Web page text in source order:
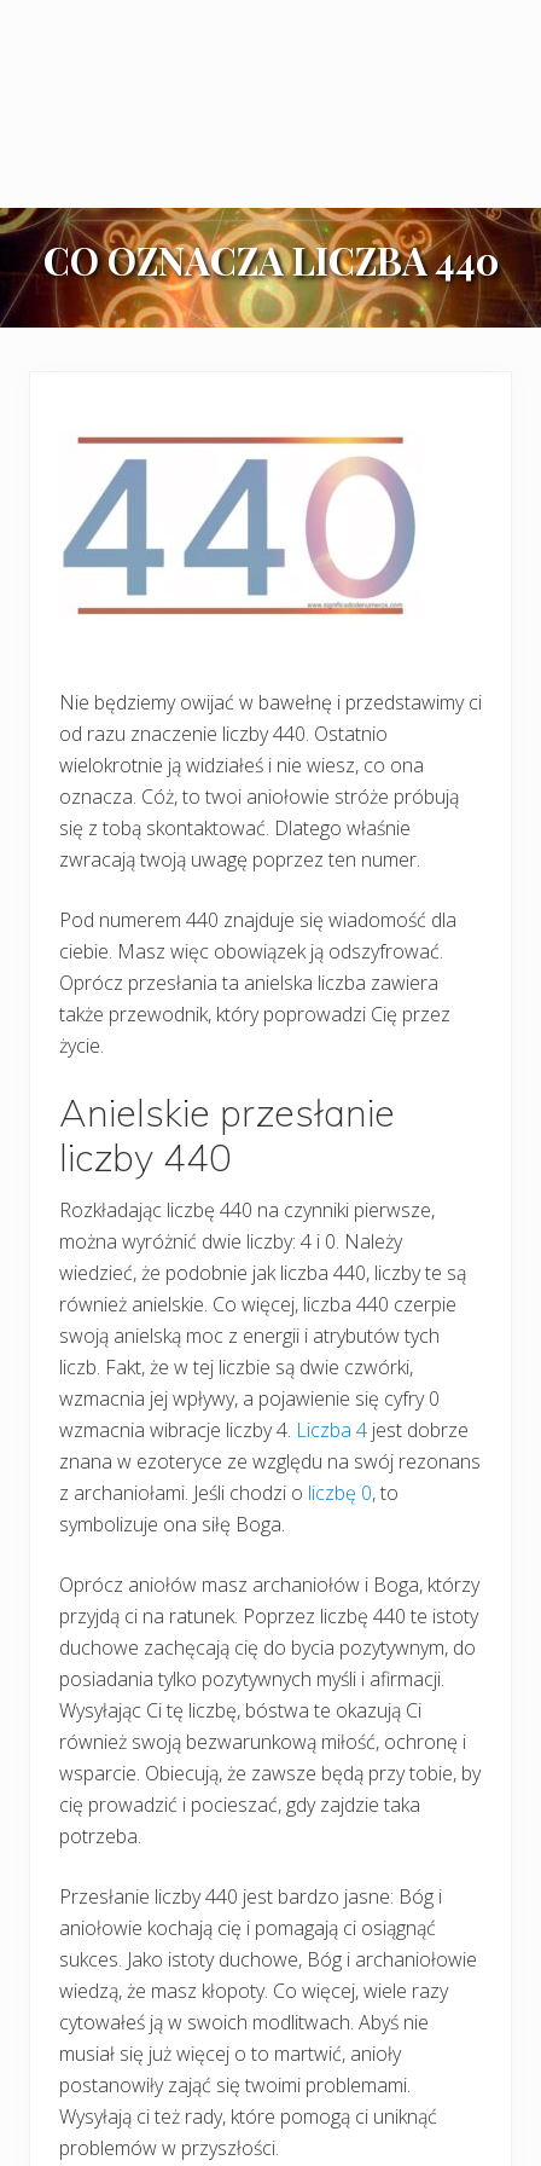
CO OZNACZA LICZBA 440
Nie będziemy owijać w bawełnę i przedstawimy ci
od razu znaczenie liczby 440. Ostatnio
wielokrotnie ją widziałeś i nie wiesz, co ona
oznacza. Cóż, to twoi aniołowie stróże próbują
się z tobą skontaktować. Dlatego właśnie
zwracają twoją uwagę poprzez ten numer.
Pod numerem 440 znajduje się wiadomość dla
ciebie. Masz więc obowiązek ją odszyfrować.
Oprócz przesłania ta anielska liczba zawiera
także przewodnik, który poprowadzi Cię przez
życie.
Anielskie przesłanie
liczby 440
Rozkładając liczbę 440 na czynniki pierwsze,
można wyróżnić dwie liczby: 4 i 0. Należy
wiedzieć, że podobnie jak liczba 440, liczby te są
również anielskie. Co więcej, liczba 440 czerpie
swoją anielską moc z energii i atrybutów tych
liczb. Fakt, że w tej liczbie są dwie czwórki,
wzmacnia jej wpływy, a pojawienie się cyfry 0
wzmacnia wibracje liczby 4. Liczba 4 jest dobrze
znana w ezoteryce ze względu na swój rezonans
z archaniołami. Jeśli chodzi o liczbę 0, to
symbolizuje ona siłę Boga.
Oprócz aniołów masz archaniołów i Boga, którzy
przyjdą ci na ratunek. Poprzez liczbę 440 te istoty
duchowe zachęcają cię do bycia pozytywnym, do
posiadania tylko pozytywnych myśli i afirmacji.
Wysyłając Ci tę liczbę, bóstwa te okazują Ci
również swoją bezwarunkową miłość, ochronę i
wsparcie. Obiecują, że zawsze będą przy tobie, by
cię prowadzić i pocieszać, gdy zajdzie taka
potrzeba.
Przesłanie liczby 440 jest bardzo jasne: Bóg i
aniołowie kochają cię i pomagają ci osiągnąć
sukces. Jako istoty duchowe, Bóg i archaniołowie
wiedzą, że masz kłopoty. Co więcej, wiele razy
cytowałeś ją w swoich modlitwach. Abyś nie
musiał się już więcej o to martwić, anioły
postanowiły zająć się twoimi problemami.
Wysyłają ci też rady, które pomogą ci uniknąć
problemów w przyszłości.